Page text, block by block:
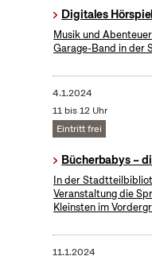
Digitales Hörspiel
Musik und
Garage-Band in der
4.1.2024
11 bis 12 Uhr
Eintritt frei
Bücherbabys –
In der
Veranstaltung die
Kleinsten im
11.1.2024